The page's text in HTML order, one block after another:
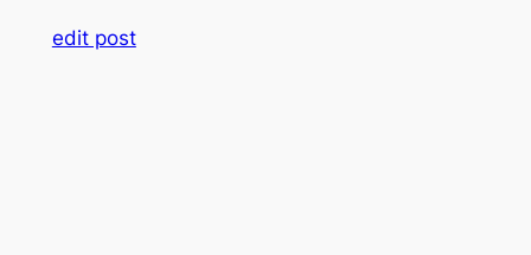
edit post